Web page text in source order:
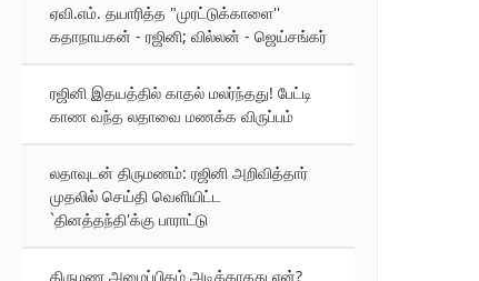
ஏவி.எம். தயாரித்த "முரட்டுக்காளை''
கதாநாயகன் - ரஜினி; வில்லன் - ஜெய்சங்கர்
ரஜினி இதயத்தில் காதல் மலர்ந்தது! பேட்டி
காண வந்த லதாவை மணக்க விருப்பம்
லதாவுடன் திருமணம்: ரஜினி அறிவித்தார்
முதலில் செய்தி வெளியிட்ட
`தினத்தந்தி'க்கு பாராட்டு
திருமண அழைப்பிதழ் அடிக்காதது ஏன்?